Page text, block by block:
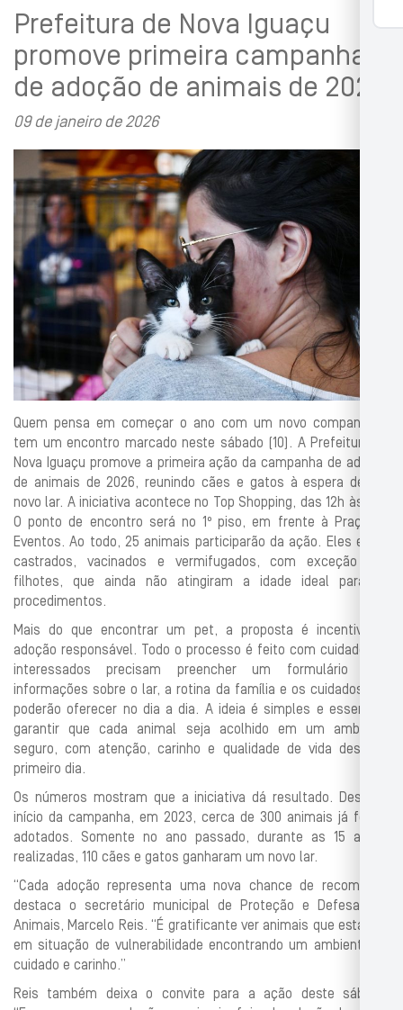
Prefeitura de Nova Iguaçu
promove primeira campanha
de adoção de animais de 2026
09 de janeiro de 2026
Quem pensa em começar o ano com um novo companheiro
tem um encontro marcado neste sábado (10). A Prefeitura de
Nova Iguaçu promove a primeira ação da campanha de adoção
de animais de 2026, reunindo cães e gatos à espera de um
novo lar. A iniciativa acontece no Top Shopping, das 12h às 17h.
O ponto de encontro será no 1º piso, em frente à Praça de
Eventos. Ao todo, 25 animais participarão da ação. Eles estão
castrados, vacinados e vermifugados, com exceção dos
filhotes, que ainda não atingiram a idade ideal para os
procedimentos.
Mais do que encontrar um pet, a proposta é incentivar a
adoção responsável. Todo o processo é feito com cuidado. Os
interessados precisam preencher um formulário com
informações sobre o lar, a rotina da família e os cuidados que
poderão oferecer no dia a dia. A ideia é simples e essencial:
garantir que cada animal seja acolhido em um ambiente
seguro, com atenção, carinho e qualidade de vida desde o
primeiro dia.
Os números mostram que a iniciativa dá resultado. Desde o
início da campanha, em 2023, cerca de 300 animais já foram
adotados. Somente no ano passado, durante as 15 ações
realizadas, 110 cães e gatos ganharam um novo lar.
“Cada adoção representa uma nova chance de recomeço”,
destaca o secretário municipal de Proteção e Defesa dos
Animais, Marcelo Reis. “É gratificante ver animais que estavam
em situação de vulnerabilidade encontrando um ambiente de
cuidado e carinho.”
Reis também deixa o convite para a ação deste sábado.